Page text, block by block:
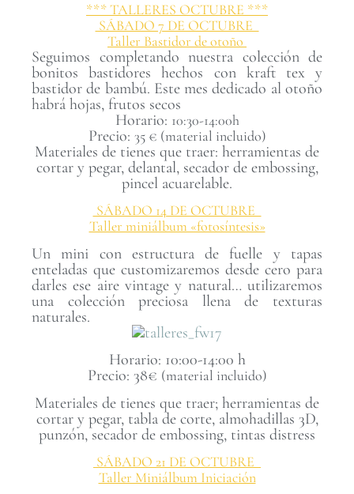
*** TALLERES OCTUBRE ***
SÁBADO 7 DE OCTUBRE
Taller Bastidor de otoño
Seguimos completando nuestra colección de
bonitos bastidores hechos con kraft tex y
bastidor de bambú. Este mes dedicado al otoño
habrá hojas, frutos secos
Horario: 10:30-14:00h
Precio: 35 € (material incluido)
Materiales de tienes que traer: herramientas de
cortar y pegar, delantal, secador de embossing,
pincel acuarelable.
SÁBADO 14 DE OCTUBRE
Taller miniálbum «fotosíntesis»
Un mini con estructura de fuelle y tapas
enteladas que customizaremos desde cero para
darles ese aire vintage y natural… utilizaremos
una colección preciosa llena de texturas
naturales.
Horario: 10:00-14:00 h
Precio: 38€ (material incluido)
Materiales de tienes que traer; herramientas de
cortar y pegar, tabla de corte, almohadillas 3D,
punzón, secador de embossing, tintas distress
SÁBADO 21 DE OCTUBRE
Taller Miniálbum Iniciación